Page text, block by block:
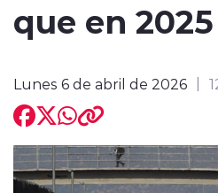
Internacional
Entrevistas
que en 2025
Lunes 6 de abril de 2026